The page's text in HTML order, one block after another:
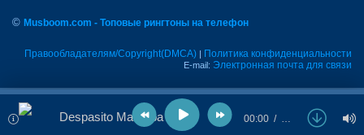
© Musboom.com - Топовые рингтоны на телефон
Правообладателям/Copyright(DMCA) | Политика конфиденциальности
E-mail: Электронная почта для связи
Despasito Marimba 00:00 …